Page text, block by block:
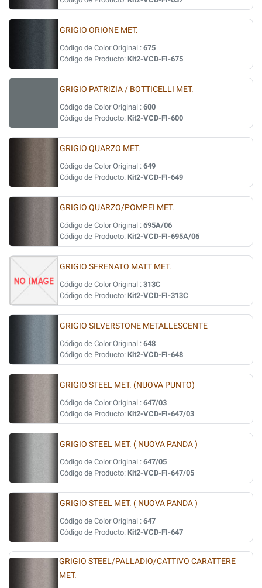
GRIGIO ORIONE MET.
Código de Color Original : 675
Código de Producto: Kit2-VCD-FI-675
GRIGIO PATRIZIA / BOTTICELLI MET.
Código de Color Original : 600
Código de Producto: Kit2-VCD-FI-600
GRIGIO QUARZO MET.
Código de Color Original : 649
Código de Producto: Kit2-VCD-FI-649
GRIGIO QUARZO/POMPEI MET.
Código de Color Original : 695A/06
Código de Producto: Kit2-VCD-FI-695A/06
GRIGIO SFRENATO MATT MET.
Código de Color Original : 313C
Código de Producto: Kit2-VCD-FI-313C
GRIGIO SILVERSTONE METALLESCENTE
Código de Color Original : 648
Código de Producto: Kit2-VCD-FI-648
GRIGIO STEEL MET. (NUOVA PUNTO)
Código de Color Original : 647/03
Código de Producto: Kit2-VCD-FI-647/03
GRIGIO STEEL MET. ( NUOVA PANDA )
Código de Color Original : 647/05
Código de Producto: Kit2-VCD-FI-647/05
GRIGIO STEEL MET. ( NUOVA PANDA )
Código de Color Original : 647
Código de Producto: Kit2-VCD-FI-647
GRIGIO STEEL/PALLADIO/CATTIVO CARATTERE
MET.